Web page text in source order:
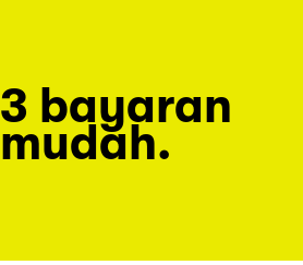
3 bayaran
mudah.